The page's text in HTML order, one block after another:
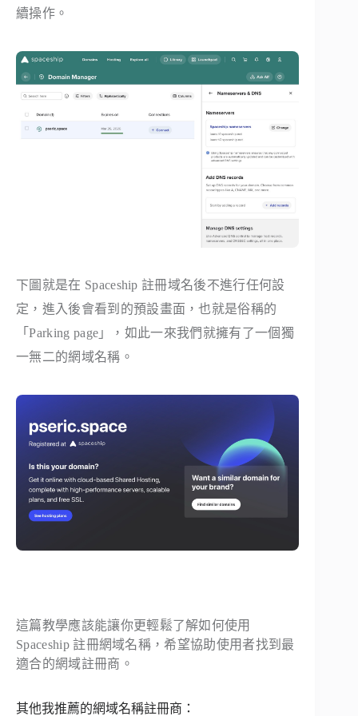
續操作。
下圖就是在 Spaceship 註冊域名後不進行任何設
定，進入後會看到的預設畫面，也就是俗稱的
「Parking page」，如此一來我們就擁有了一個獨
一無二的網域名稱。
這篇教學應該能讓你更輕鬆了解如何使用
Spaceship 註冊網域名稱，希望協助使用者找到最
適合的網域註冊商。
其他我推薦的網域名稱註冊商：